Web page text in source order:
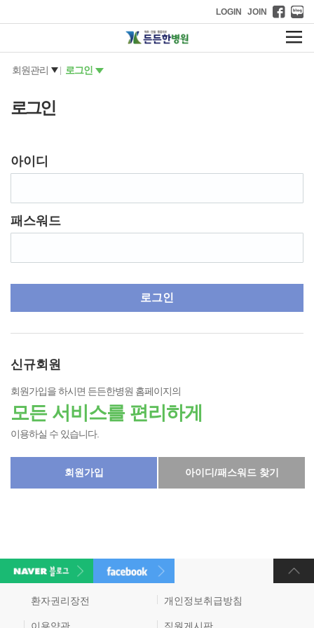
LOGIN JOIN
회원관리 | 로그인
로그인
아이디
패스워드
로그인
신규회원
회원가입을 하시면 든든한병원 홈페이지의
모든 서비스를 편리하게
이용하실 수 있습니다.
회원가입 아이디/패스워드 찾기
환자권리장전 개인정보취급방침